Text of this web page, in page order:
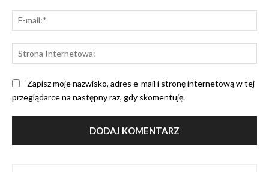
Zapisz moje nazwisko, adres e-mail i stronę internetową w tej
przeglądarce na następny raz, gdy skomentuję.